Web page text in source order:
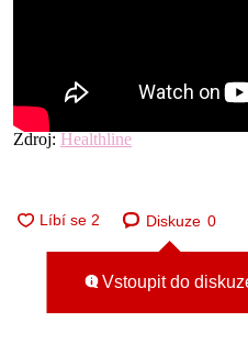
Zdroj: Healthline
Diskuze 0
Vstoupit do